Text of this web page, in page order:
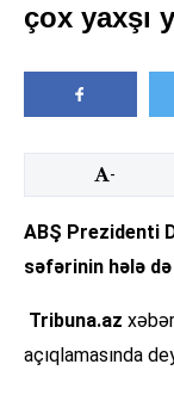
çox yaxşı
-
ABŞ Prezidenti
səfərinin hələ də
Tribuna.az
açıqlamasında